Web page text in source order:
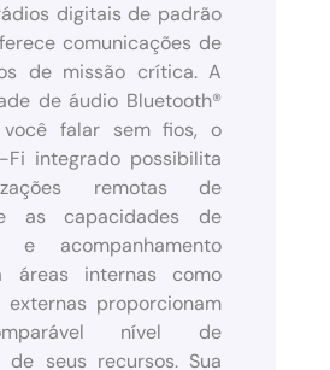
digitais de padrão
comunicações de
de missão crítica. A
de áudio Bluetooth®
falar sem fios, o
Fi integrado possibilita
remotas de
as capacidades de
e acompanhamento
áreas internas como
proporcionam
nível de
de seus recursos. Sua